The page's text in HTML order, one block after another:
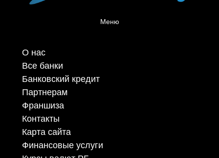
Меню
О нас
Все банки
Банковский кредит
Партнерам
Франшиза
Контакты
Карта сайта
Финансовые услуги